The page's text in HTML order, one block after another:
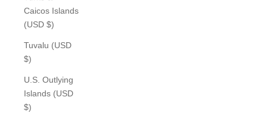
Caicos Islands
(USD $)
Tuvalu (USD
$)
U.S. Outlying
Islands (USD
$)